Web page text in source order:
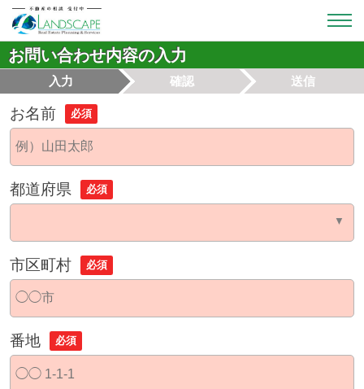
お問い合わせ内容の入力
入力 確認 送信
お名前 必須
都道府県 必須
市区町村 必須
番地 必須